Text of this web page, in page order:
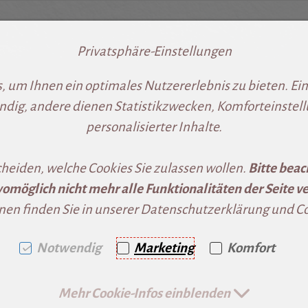
[AK + 1]
Privatsphäre-Einstellungen
um Ihnen ein optimales Nutzererlebnis zu bieten.
andere dienen Statistikzwecken,
personalisierter Inhalte.
welche Cookies Sie zulassen wollen. Bitte
nicht mehr alle Funktionalitäten der Seite
finden Sie in unserer Datenschutzerklärung und
Notwendig Marketing Komfort
Mehr Cookie-Infos einblenden